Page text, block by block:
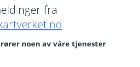
fra
noen av våre tjenester